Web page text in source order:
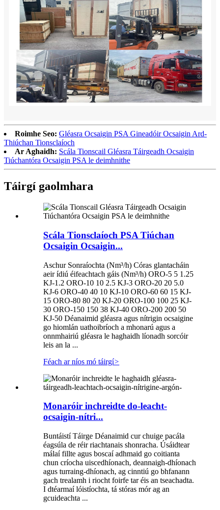
Roimhe Seo: Gléasra Ocsaigin PSA Gineadóir Ocsaigin Ard-
Thiúchan Tionsclaíoch
Ar Aghaidh: Scála Tionscail Gléasra Táirgeadh Ocsaigin
Tiúchantóra Ocsaigin PSA le deimhnithe
Táirgí gaolmhara
Scála Tionsclaíoch PSA Tiúchan
Ocsaigin Ocsaigin...
Aschur Sonraíochta (Nm³/h) Córas glantacháin
aeir ídiú éifeachtach gáis (Nm³/h) ORO-5 5 1.25
KJ-1.2 ORO-10 10 2.5 KJ-3 ORO-20 20 5.0
KJ-6 ORO-40 40 10 KJ-10 ORO-60 60 15 KJ-
15 ORO-80 80 20 KJ-20 ORO-100 100 25 KJ-
30 ORO-150 150 38 KJ-40 ORO-200 200 50
KJ-50 Déanaimid gléasra agus nítrigin ocsaigine
go hiomlán uathoibríoch a mhonarú agus a
onnmhairiú gléasra le haghaidh líonadh sorcóir
leis an la ...
Féach ar níos mó táirgí>
Monaróir inchreidte do-leacht-
ocsaigin-nítri...
Buntáistí Táirge Déanaimid cur chuige pacála
éagsúla de réir riachtanais shonracha. Úsáidtear
málaí fillte agus boscaí adhmaid go coitianta
chun críocha uiscedhíonach, deannaigh-dhíonach
agus turraing-dhíonach, ag cinntiú go bhfanann
gach trealamh i riocht foirfe tar éis an tseachadta.
I dtéarmaí lóistíochta, tá stóras mór ag an
gcuideachta ...